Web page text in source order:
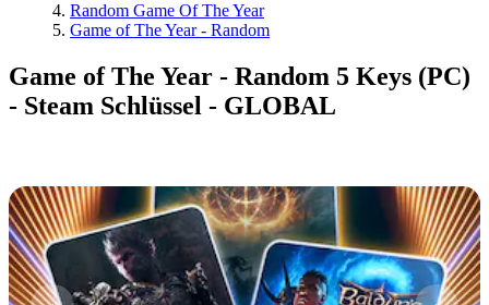
Random Game Of The Year
Game of The Year - Random
Game of The Year - Random 5 Keys (PC)
- Steam Schlüssel - GLOBAL